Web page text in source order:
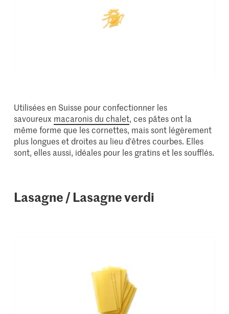
Utilisées en Suisse pour confectionner les
savoureux macaronis du chalet, ces pâtes ont la
même forme que les cornettes, mais sont légèrement
plus longues et droites au lieu d'êtres courbes. Elles
sont, elles aussi, idéales pour les gratins et les soufflés.
Lasagne / Lasagne verdi